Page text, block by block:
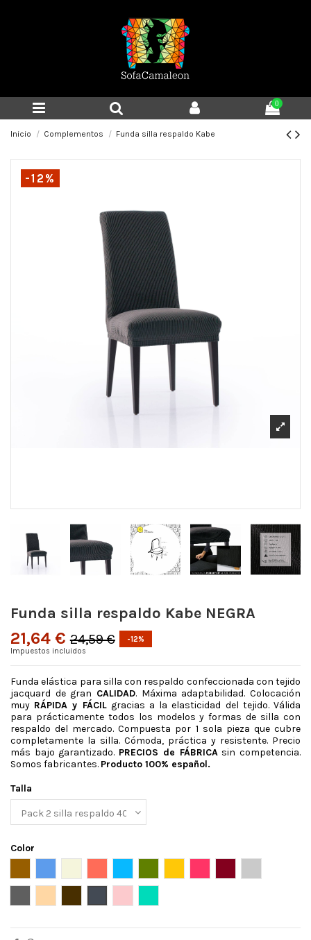
0
Inicio Complementos Funda silla respaldo Kabe
-12%
Funda silla respaldo Kabe NEGRA
21,64 € 24,59 €
-12%
Impuestos incluidos
Funda elástica para silla con respaldo confeccionada con tejido
jacquard de gran CALIDAD. Máxima adaptabilidad. Colocación
muy RÁPIDA y FÁCILgracias a la elasticidad del tejido. Válida
para prácticamente todos los modelos y formas de silla con
respaldo del mercado. Compuesta por 1 sola pieza que cubre
completamente la silla. Cómoda, práctica y resistente. Precio
más bajo garantizado. PRECIOS de FÁBRICAsin competencia.
Somos fabricantes. Producto 100% español.
Talla
Color